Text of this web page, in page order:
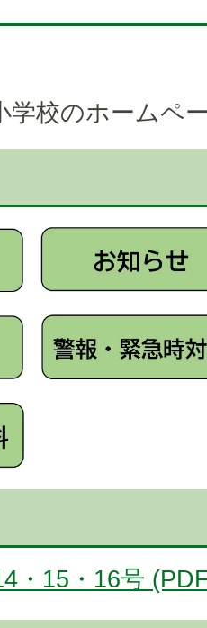
学校のホームペ
・15・16号